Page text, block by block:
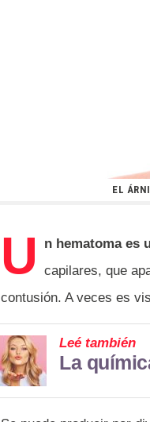
EL
U n hematoma es
capilares, que
contusión. A veces es
Leé también
La